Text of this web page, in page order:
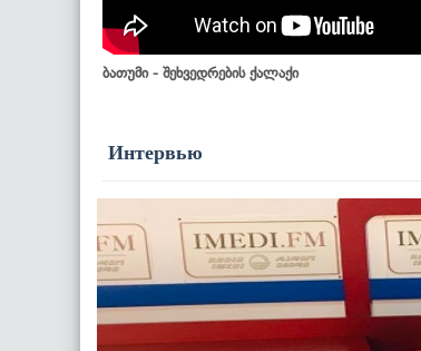
ბათუმი - შეხვედრების ქალაქი
Интервью